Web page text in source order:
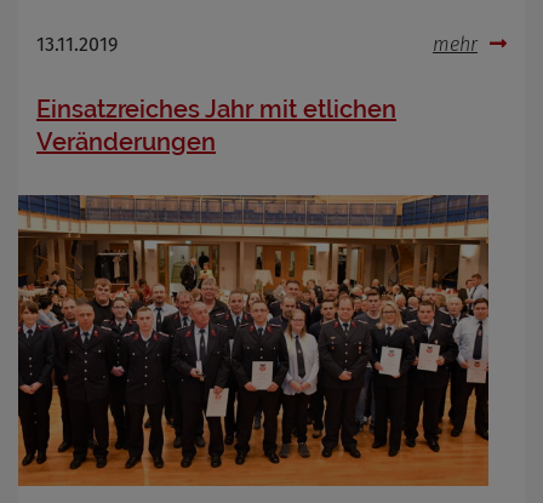
13.11.2019 mehr
Einsatzreiches Jahr mit etlichen
Veränderungen